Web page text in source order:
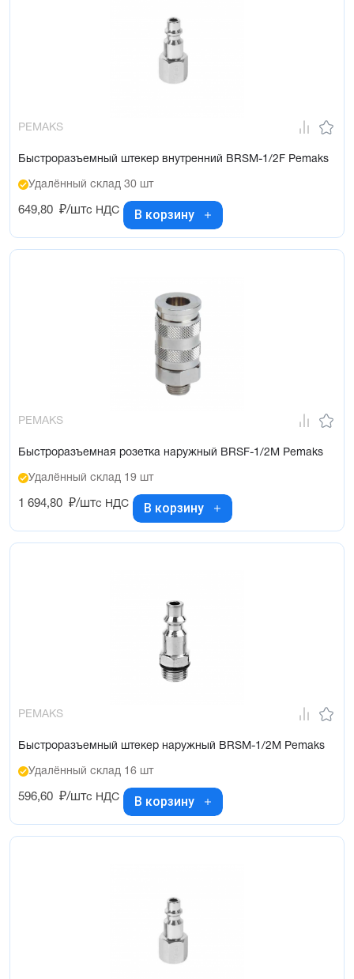
PEMAKS
Быстроразъемный штекер внутренний BRSM-1/2F Pemaks
Удалённый склад 30 шт
649,80 ₽/штс НДС В корзину
PEMAKS
Быстроразъемная розетка наружный BRSF-1/2M Pemaks
Удалённый склад 19 шт
1 694,80 ₽/штс НДС В корзину
PEMAKS
Быстроразъемный штекер наружный BRSM-1/2M Pemaks
Удалённый склад 16 шт
596,60 ₽/штс НДС В корзину